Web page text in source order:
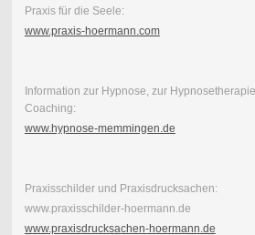
Praxis für die Seele:
www.praxis-hoermann.com
Information zur Hypnose, zur
Coaching:
www.hypnose-memmingen.de
Praxisschilder und Praxisdrucksachen:
www.praxisschilder-hoermann.de
www.praxisdrucksachen-hoermann.de